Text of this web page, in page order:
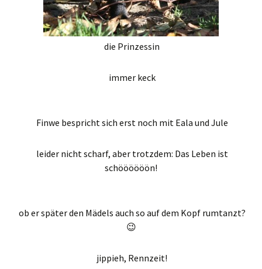
die Prinzessin
immer keck
Finwe bespricht sich erst noch mit Eala und Jule
leider nicht scharf, aber trotzdem: Das Leben ist
schöööööön!
ob er später den Mädels auch so auf dem Kopf rumtanzt?
😉
jippieh, Rennzeit!